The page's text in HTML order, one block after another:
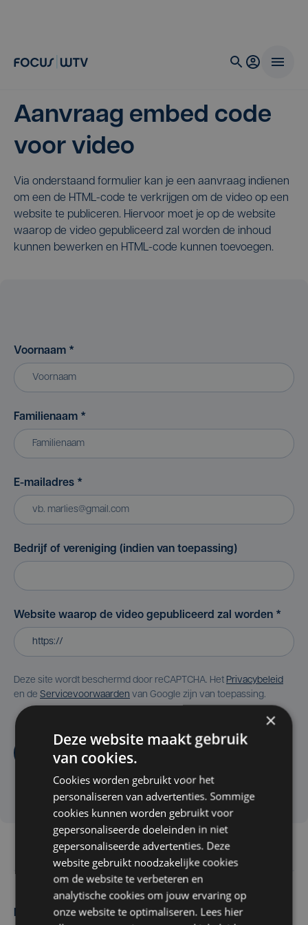
Aanvraag embed code
voor video
Via onderstaand formulier kan je een aanvraag indienen
om een de HTML-code te verkrijgen om de video op een
website te publiceren. Hiervoor moet je op de website
waarop de video gepubliceerd zal worden de inhoud
kunnen bewerken en HTML-code kunnen toevoegen.
Voornaam *
Familienaam *
E-mailadres *
Bedrijf of vereniging (indien van toepassing)
Website waarop de video gepubliceerd zal worden *
Deze site wordt beschermd door reCAPTCHA. Het Privacybeleid
en de Servicevoorwaarden van Google zijn van toepassing.
Aanvragen
Maak zelf het nieuws
×
Deze website maakt gebruik
van cookies.
Cookies worden gebruikt voor het
personaliseren van advertenties. Sommige
cookies kunnen worden gebruikt voor
gepersonaliseerde doeleinden in niet
gepersonaliseerde advertenties. Deze
website gebruikt noodzakelijke cookies
om de website te verbeteren en
analytische cookies om jouw ervaring op
onze website te optimaliseren. Lees hier